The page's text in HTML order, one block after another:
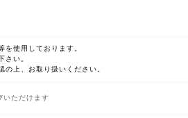
を使用しております。
さい。
上、お取り扱いください。
いただけます